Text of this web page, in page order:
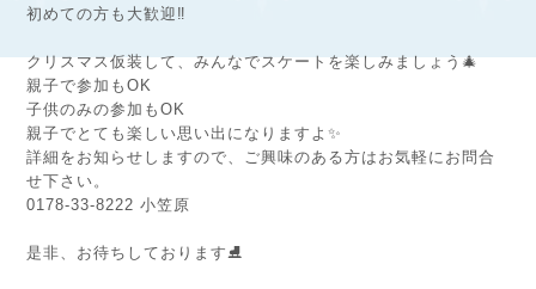
初めての方も大歓迎‼︎
クリスマス仮装して、みんなでスケートを楽しみましょう🎄
親子で参加もOK
子供のみの参加もOK
親子でとても楽しい思い出になりますよ✨
詳細をお知らせしますので、ご興味のある方はお気軽にお問合
せ下さい。
0178-33-8222 小笠原
是非、お待ちしております⛸️